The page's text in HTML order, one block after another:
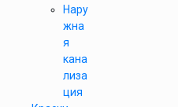
Нару
жна
я
кана
лиза
ция